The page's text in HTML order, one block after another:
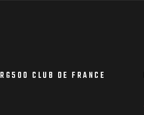
RG500 CLUB DE FRANCE